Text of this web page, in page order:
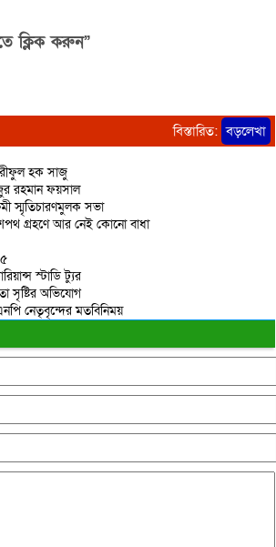
ক্লিক করুন”
বিস্তারিত: বড়লেখা
হক সাজু
রহমান ফয়সাল
স্মৃতিচারণমুলক সভা
গ্রহণে আর নেই কোনো বাধা
স্টাডি ট্যুর
সৃষ্টির অভিযোগ
নেতৃবৃন্দের মতবিনিময়